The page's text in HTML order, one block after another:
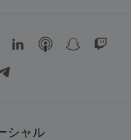
シャル